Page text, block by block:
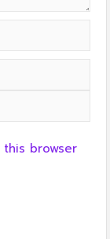
this browser